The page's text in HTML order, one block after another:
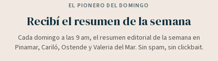
EL PIONERO DEL DOMINGO
Recibí el resumen de la semana
Cada domingo a las 9 am, el resumen editorial de la semana en
Pinamar, Cariló, Ostende y Valeria del Mar. Sin spam, sin clickbait.